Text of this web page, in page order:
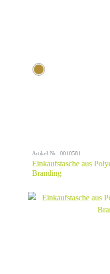
Artikel-Nr.: 0010581
Einkaufstasche aus
Branding